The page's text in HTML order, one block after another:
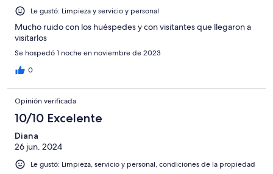
Le gustó: Limpieza y servicio y personal
Mucho ruido con los huéspedes y con visitantes que llegaron a
visitarlos
Se hospedó 1 noche en noviembre de 2023
0
Opinión verificada
10/10 Excelente
Diana
26 jun. 2024
Le gustó: Limpieza, servicio y personal, condiciones de la propiedad